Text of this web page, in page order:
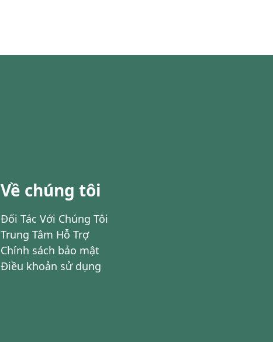
Về chúng tôi
Đối Tác Với Chúng Tôi
Trung Tâm Hỗ Trợ
Chính sách bảo mật
Điều khoản sử dụng